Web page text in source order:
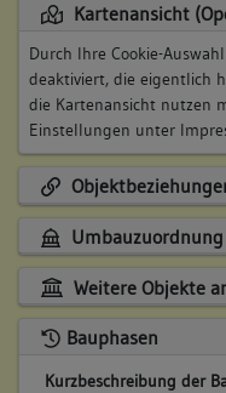
Kartenansicht
Durch Ihre Cookie-
deaktiviert, die eigentlich
die Kartenansicht nutzen
Einstellungen unter
Umbauzuordnung
Weitere Objekte
Bauphasen
Kurzbeschreibung der